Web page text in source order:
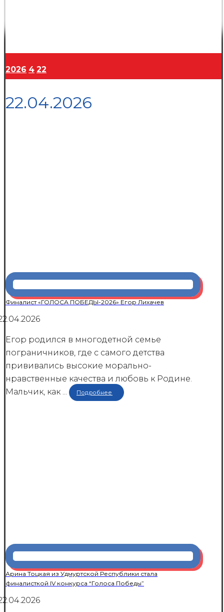
2026 4 22
22.04.2026
Финалист «ГОЛОСА ПОБЕДЫ-2026» Егор Лихачев
Егор родился в многодетной семье
пограничников, где с самого детства
прививались высокие морально-
нравственные качества и любовь к Родине.
Мальчик, как ...
Подробнее
Арина Тоцкая из Удмуртской Республики стала
финалисткой IV конкурса “Голоса Победы”